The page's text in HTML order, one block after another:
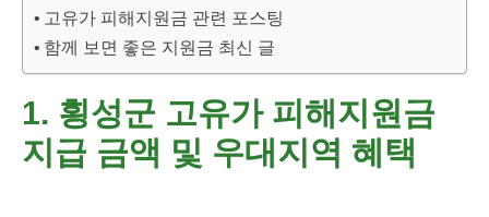
고유가 피해지원금 관련 포스팅
함께 보면 좋은 지원금 최신 글
1. 횡성군 고유가 피해지원금
지급 금액 및 우대지역 혜택